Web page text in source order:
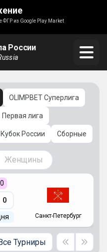
ФГР из Google Play Market
России
OLIMPBET Суперлига
Первая лига
Кубок России Сборные
Женщины
0
Санкт-Петербург
Турниры